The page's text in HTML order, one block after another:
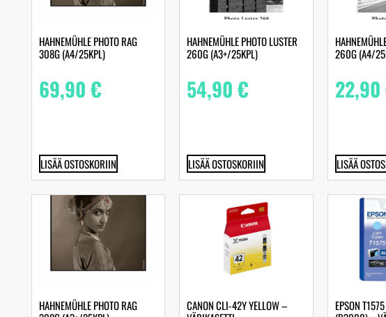
HAHNEMÜHLE PHOTO RAG
308G (A4/25KPL)
69,90€
LISÄÄ OSTOSKORIIN
HAHNEMÜHLE PHOTO LUSTER
260G (A3+/25KPL)
54,90€
LISÄÄ OSTOSKORIIN
260G (A4/
22,90
LISÄÄ
HAHNEMÜHLE PHOTO RAG
CANON CLI-42Y YELLOW –
EPSON